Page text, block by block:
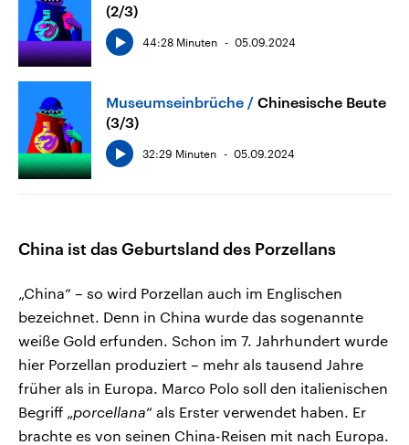
(2/3)
44:28 Minuten 05.09.2024
Museumseinbrüche
Chinesische Beute
(3/3)
32:29 Minuten 05.09.2024
China ist das Geburtsland des Porzellans
„China“ – so wird Porzellan auch im Englischen
bezeichnet. Denn in China wurde das sogenannte
weiße Gold erfunden. Schon im 7. Jahrhundert wurde
hier Porzellan produziert – mehr als tausend Jahre
früher als in Europa. Marco Polo soll den italienischen
Begriff „ porcellana“ als Erster verwendet haben. Er
brachte es von seinen China-Reisen mit nach Europa.